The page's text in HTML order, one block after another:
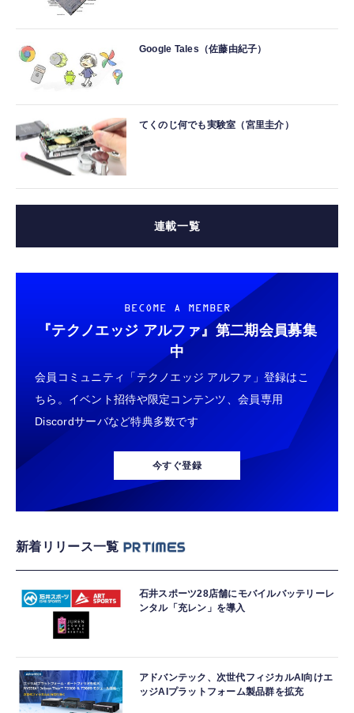
Google Tales（佐藤由紀子）
てくのじ何でも実験室（宮里圭介）
連載一覧
BECOME A MEMBER
『テクノエッジ アルファ』 第二期会員募集
中
会員コミュニティ「テクノエッジ アルファ」登録はこ
ちら。イベント招待や限定コンテンツ、会員専用
Discordサーバなど特典多数です
今すぐ登録
新着リリース一覧
石井スポーツ28店舗にモバイルバッテリーレ
ンタル「充レン」を導入
アドバンテック、次世代フィジカルAI向けエ
ッジAIプラットフォーム製品群を拡充